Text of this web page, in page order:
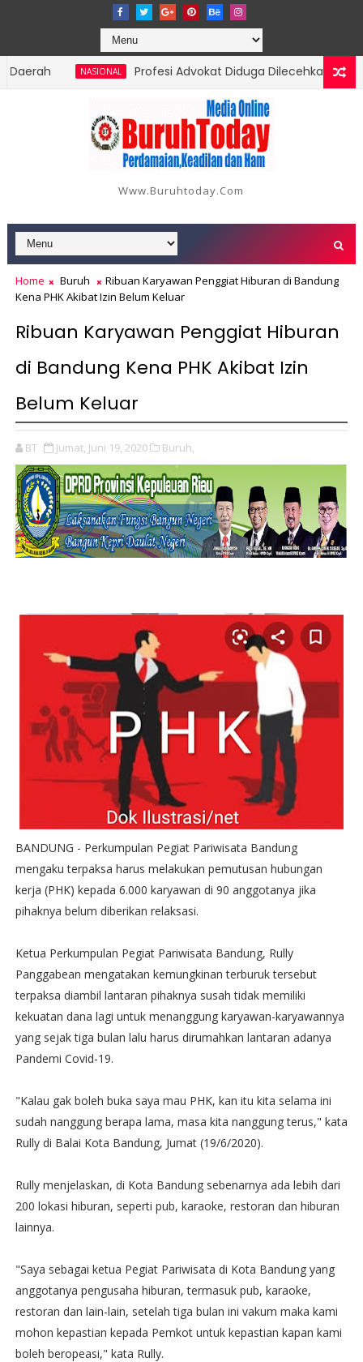
NASIONAL Profesi Advokat Diduga Dilecehkan Saat
Www.buruhtoday.com
Home Buruh
Ribuan Karyawan Penggiat Hiburan di Bandung
Kena PHK Akibat Izin Belum Keluar
Ribuan Karyawan Penggiat Hiburan
di Bandung Kena PHK Akibat Izin
Belum Keluar
BT Jumat, Juni 19, 2020 Buruh,
BANDUNG - Perkumpulan Pegiat Pariwisata Bandung
mengaku terpaksa harus melakukan pemutusan hubungan
kerja (PHK) kepada 6.000 karyawan di 90 anggotanya jika
pihaknya belum diberikan relaksasi.
Ketua Perkumpulan Pegiat Pariwisata Bandung, Rully
Panggabean mengatakan kemungkinan terburuk tersebut
terpaksa diambil lantaran pihaknya susah tidak memiliki
kekuatan dana lagi untuk menanggung karyawan-karyawannya
yang sejak tiga bulan lalu harus dirumahkan lantaran adanya
Pandemi Covid-19.
"Kalau gak boleh buka saya mau PHK, kan itu kita selama ini
sudah nanggung berapa lama, masa kita nanggung terus," kata
Rully di Balai Kota Bandung, Jumat (19/6/2020).
Rully menjelaskan, di Kota Bandung sebenarnya ada lebih dari
200 ‎lokasi hiburan, seperti pub, karaoke, restoran dan hiburan
lainnya.
"Saya sebagai ketua Pegiat Pariwisata di Kota Bandung yang
anggotanya pengusaha hiburan, termasuk pub, karaoke,
restoran dan lain-lain, setelah tiga bulan ini vakum maka kami
mohon kepastian kepada Pemkot untuk kepastian kapan kami
boleh beropeasi‎," kata Rully.